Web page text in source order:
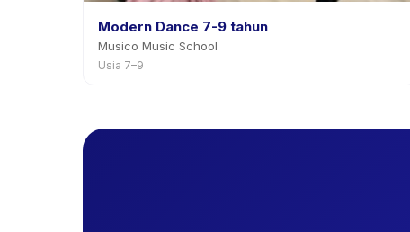
Modern Dance 7-9 tahun
Musico Music School
Usia 7–9